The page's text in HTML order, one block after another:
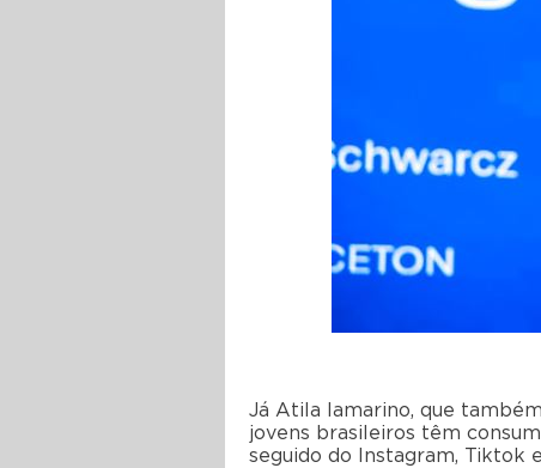
Já Atila Iamarino, que
jovens brasileiros têm
seguido do Instagram, Tiktok